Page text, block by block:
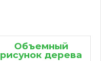
Объемный
рисунок дерева